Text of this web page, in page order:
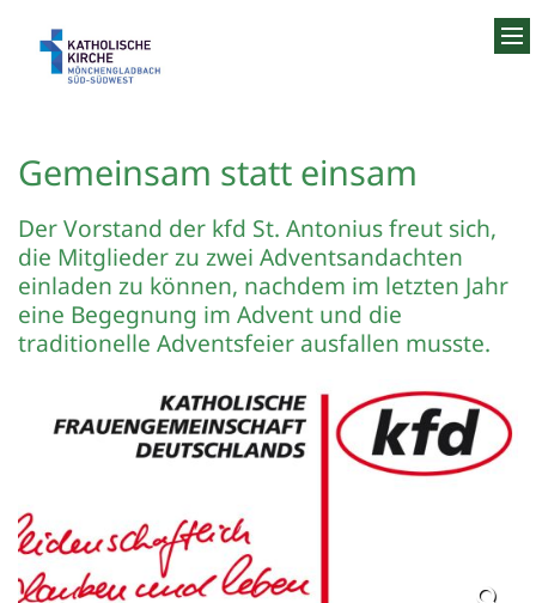
Gemeinsam statt einsam
Der Vorstand der kfd St. Antonius freut sich,
die Mitglieder zu zwei Adventsandachten
einladen zu können, nachdem im letzten Jahr
eine Begegnung im Advent und die
traditionelle Adventsfeier ausfallen musste.